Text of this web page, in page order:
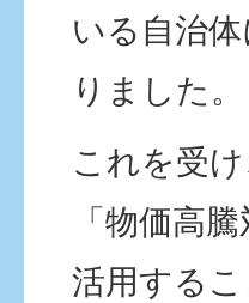
いる自治
りました。
これを受
「物価高
活用する